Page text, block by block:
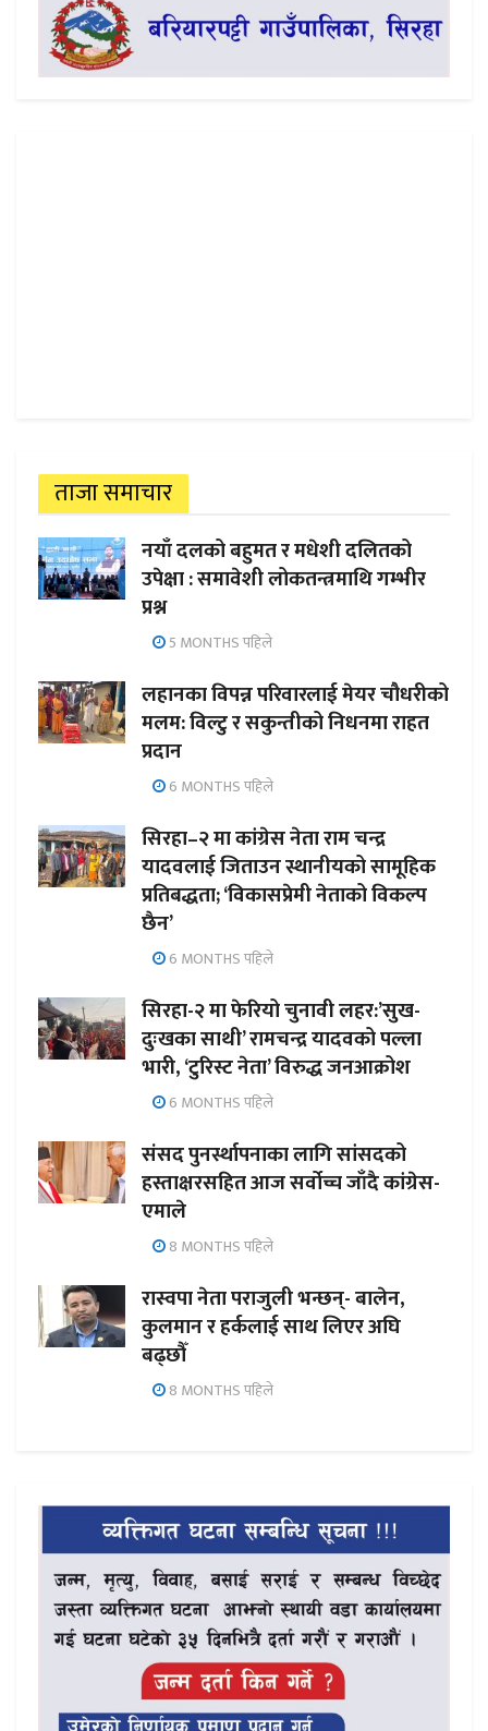
ताजा समाचार
नयाँ दलको बहुमत र मधेशी दलितको
उपेक्षा : समावेशी लोकतन्त्रमाथि गम्भीर
प्रश्न
5 MONTHS पहिले
लहानका विपन्न परिवारलाई मेयर चौधरीको
मलम: विल्टु र सकुन्तीको निधनमा राहत
प्रदान
6 MONTHS पहिले
सिरहा–२ मा कांग्रेस नेता राम चन्द्र
यादवलाई जिताउन स्थानीयको सामूहिक
प्रतिबद्धता; ‘विकासप्रेमी नेताको विकल्प
छैन’
6 MONTHS पहिले
सिरहा-२ मा फेरियो चुनावी लहर:’सुख-
दुःखका साथी’ रामचन्द्र यादवको पल्ला
भारी, ‘टुरिस्ट नेता’ विरुद्ध जनआक्रोश
6 MONTHS पहिले
संसद पुनर्स्थापनाका लागि सांसदको
हस्ताक्षरसहित आज सर्वोच्च जाँदै कांग्रेस-
एमाले
8 MONTHS पहिले
रास्वपा नेता पराजुली भन्छन्- बालेन,
कुलमान र हर्कलाई साथ लिएर अघि
बढ्छौँ
8 MONTHS पहिले